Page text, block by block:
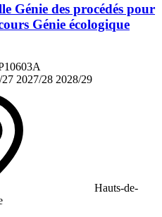
Génie des procédés pour
Génie écologique
27 2027/28 2028/29
Hauts-de-